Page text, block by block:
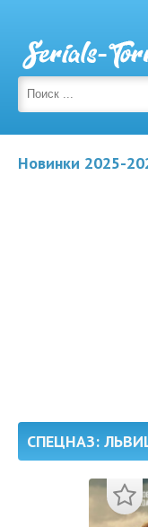
Новинки 2025-
СПЕЦНАЗ: